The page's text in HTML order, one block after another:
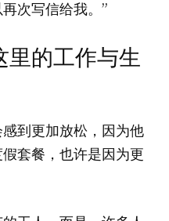
次写信给我。”
里的工作与生
到更加放松，因为他
套餐，也许是因为更